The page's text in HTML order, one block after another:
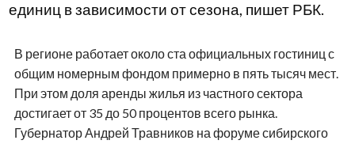
единиц в зависимости от сезона, пишет РБК.
В регионе работает около ста официальных гостиниц с
общим номерным фондом примерно в пять тысяч мест.
При этом доля аренды жилья из частного сектора
достигает от 35 до 50 процентов всего рынка.
Губернатор Андрей Травников на форуме сибирского